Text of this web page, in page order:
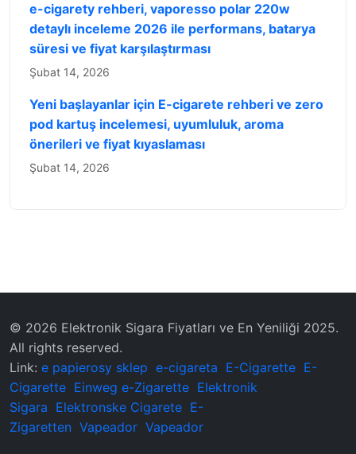
e-cigarety rehberi, vaporesso polar 220w
detaylı inceleme 2026 ile performans, batarya
süresi ve fiyat karşılaştırması
Şubat 14, 2026
Yeni başlayanlar için E-cigarete rehberi ve zero
pod kartuş incelemesi, uyumluluk, aroma
önerileri ve fiyat kıyaslaması
Şubat 14, 2026
© 2026 Elektronik Sigara Fiyatları ve En Yeniliği 2025.
All rights reserved.
Link: e papierosy sklep e-cigareta E-Cigarette E-
Cigarette Einweg e-Zigarette Elektronik
Sigara Elektronske Cigarete E-
Zigaretten Vapeador Vapeador